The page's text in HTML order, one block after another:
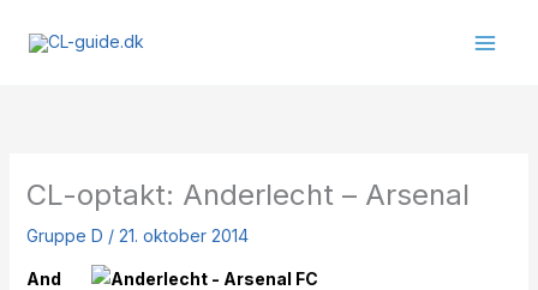
CL-optakt: Anderlecht – Arsenal
Gruppe D / 21. oktober 2014
And